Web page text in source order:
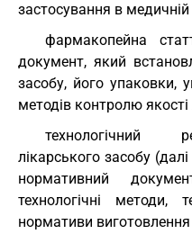
застосування в медичній
фармакопейна
документ, який
засобу, його упаковки,
методів контролю якості
технологічний
лікарського засобу
нормативний
технологічні методи,
нормативи виготовлення